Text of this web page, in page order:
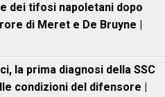
dei tifosi napoletani dopo
di Meret e De Bruyne |
la prima diagnosi della SSC
condizioni del difensore |